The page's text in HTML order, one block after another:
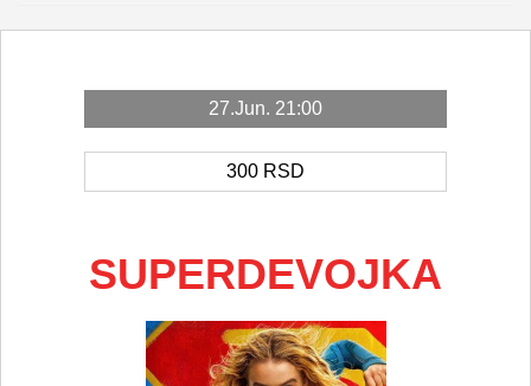
27.Jun. 21:00
300 RSD
SUPERDEVOJKA